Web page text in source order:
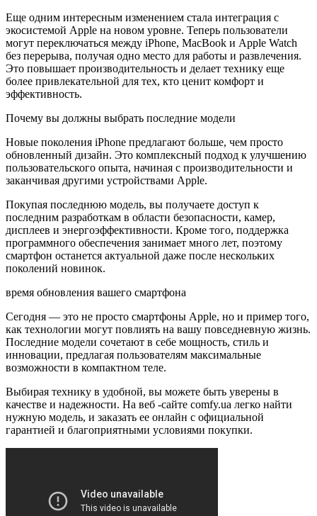
Еще одним интересным изменением стала интеграция с
экосистемой Apple на новом уровне. Теперь пользователи
могут переключаться между iPhone, MacBook и Apple Watch
без перерыва, получая одно место для работы и развлечения.
Это повышает производительность и делает технику еще
более привлекательной для тех, кто ценит комфорт и
эффективность.
Почему вы должны выбрать последние модели
Новые поколения iPhone предлагают больше, чем просто
обновленный дизайн. Это комплексный подход к улучшению
пользовательского опыта, начиная с производительности и
заканчивая другими устройствами Apple.
Покупая последнюю модель, вы получаете доступ к
последним разработкам в области безопасности, камер,
дисплеев и энергоэффективности. Кроме того, поддержка
программного обеспечения занимает много лет, поэтому
смартфон останется актуальной даже после нескольких
поколений новинок.
время обновления вашего смартфона
Сегодня — это не просто смартфоны Apple, но и пример того,
как технологии могут повлиять на вашу повседневную жизнь.
Последние модели сочетают в себе мощность, стиль и
инновации, предлагая пользователям максимальные
возможности в компактном теле.
Выбирая технику в удобной, вы можете быть уверены в
качестве и надежности. На веб -сайте comfy.ua легко найти
нужную модель, и заказать ее онлайн с официальной
гарантией и благоприятными условиями покупки.